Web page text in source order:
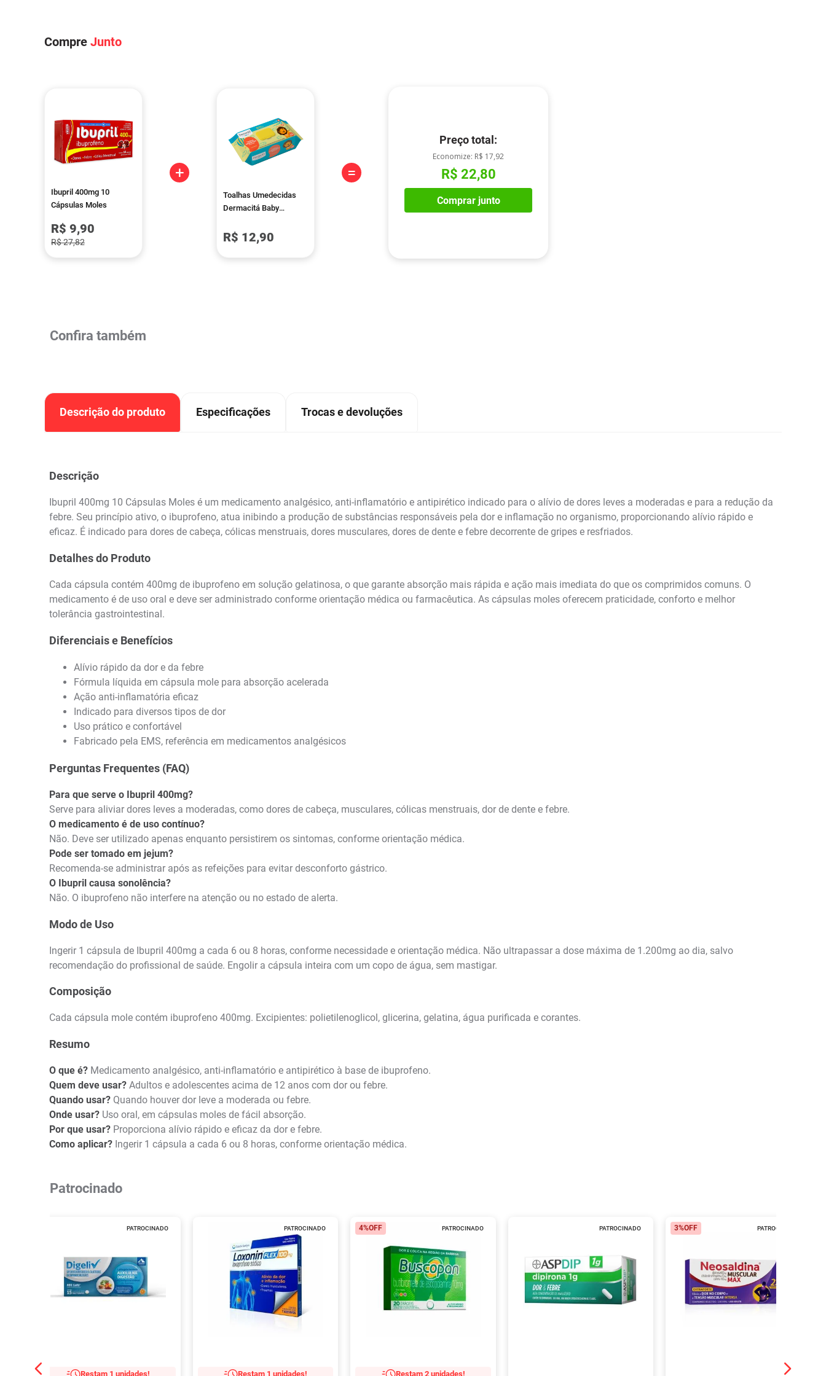
Compre Junto
Ibupril 400mg 10
Cápsulas Moles
R$ 9,90
R$ 27,82
+
Toalhas Umedecidas
Dermacitá Baby
R$ 12,90
=
Preço total:
Economize: R$ 17,92
R$ 22,80
Comprar junto
Confira também
Descrição do produto Especificações Trocas e devoluções
Descrição
Ibupril 400mg 10 Cápsulas Moles é um medicamento analgésico, anti-inflamatório e antipirético indicado para o alívio de dores leves a moderadas e para a redução da
febre. Seu princípio ativo, o ibuprofeno, atua inibindo a produção de substâncias responsáveis pela dor e inflamação no organismo, proporcionando alívio rápido e
eficaz. É indicado para dores de cabeça, cólicas menstruais, dores musculares, dores de dente e febre decorrente de gripes e resfriados.
Detalhes do Produto
Cada cápsula contém 400mg de ibuprofeno em solução gelatinosa, o que garante absorção mais rápida e ação mais imediata do que os comprimidos comuns. O
medicamento é de uso oral e deve ser administrado conforme orientação médica ou farmacêutica. As cápsulas moles oferecem praticidade, conforto e melhor
tolerância gastrointestinal.
Diferenciais e Benefícios
Alívio rápido da dor e da febre
Fórmula líquida em cápsula mole para absorção acelerada
Ação anti-inflamatória eficaz
Indicado para diversos tipos de dor
Uso prático e confortável
Fabricado pela EMS, referência em medicamentos analgésicos
Perguntas Frequentes (FAQ)
Para que serve o Ibupril 400mg?
Serve para aliviar dores leves a moderadas, como dores de cabeça, musculares, cólicas menstruais, dor de dente e febre.
O medicamento é de uso contínuo?
Não. Deve ser utilizado apenas enquanto persistirem os sintomas, conforme orientação médica.
Pode ser tomado em jejum?
Recomenda-se administrar após as refeições para evitar desconforto gástrico.
O Ibupril causa sonolência?
Não. O ibuprofeno não interfere na atenção ou no estado de alerta.
Modo de Uso
Ingerir 1 cápsula de Ibupril 400mg a cada 6 ou 8 horas, conforme necessidade e orientação médica. Não ultrapassar a dose máxima de 1.200mg ao dia, salvo
recomendação do profissional de saúde. Engolir a cápsula inteira com um copo de água, sem mastigar.
Composição
Cada cápsula mole contém ibuprofeno 400mg. Excipientes: polietilenoglicol, glicerina, gelatina, água purificada e corantes.
Resumo
O que é? Medicamento analgésico, anti-inflamatório e antipirético à base de ibuprofeno.
Quem deve usar? Adultos e adolescentes acima de 12 anos com dor ou febre.
Quando usar? Quando houver dor leve a moderada ou febre.
Onde usar? Uso oral, em cápsulas moles de fácil absorção.
Por que usar? Proporciona alívio rápido e eficaz da dor e febre.
Como aplicar? Ingerir 1 cápsula a cada 6 ou 8 horas, conforme orientação médica.
Patrocinado
PATROCINADO
Restam 1 unidades!
PATROCINADO
Restam 1 unidades!
PATROCINADO
4%OFF
Restam 2 unidades!
PATROCINADO PATROCINADO
3%OFF